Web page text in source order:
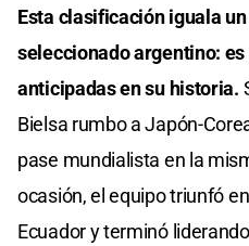
Esta clasificación iguala
seleccionado argentino:
anticipadas en su historia.
Bielsa rumbo a Japón-
pase mundialista en la
ocasión, el equipo triunfó
Ecuador y terminó